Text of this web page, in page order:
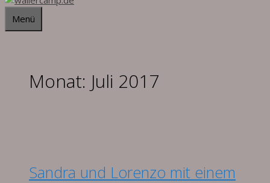
Menü
Monat: Juli 2017
Sandra und Lorenzo mit einem